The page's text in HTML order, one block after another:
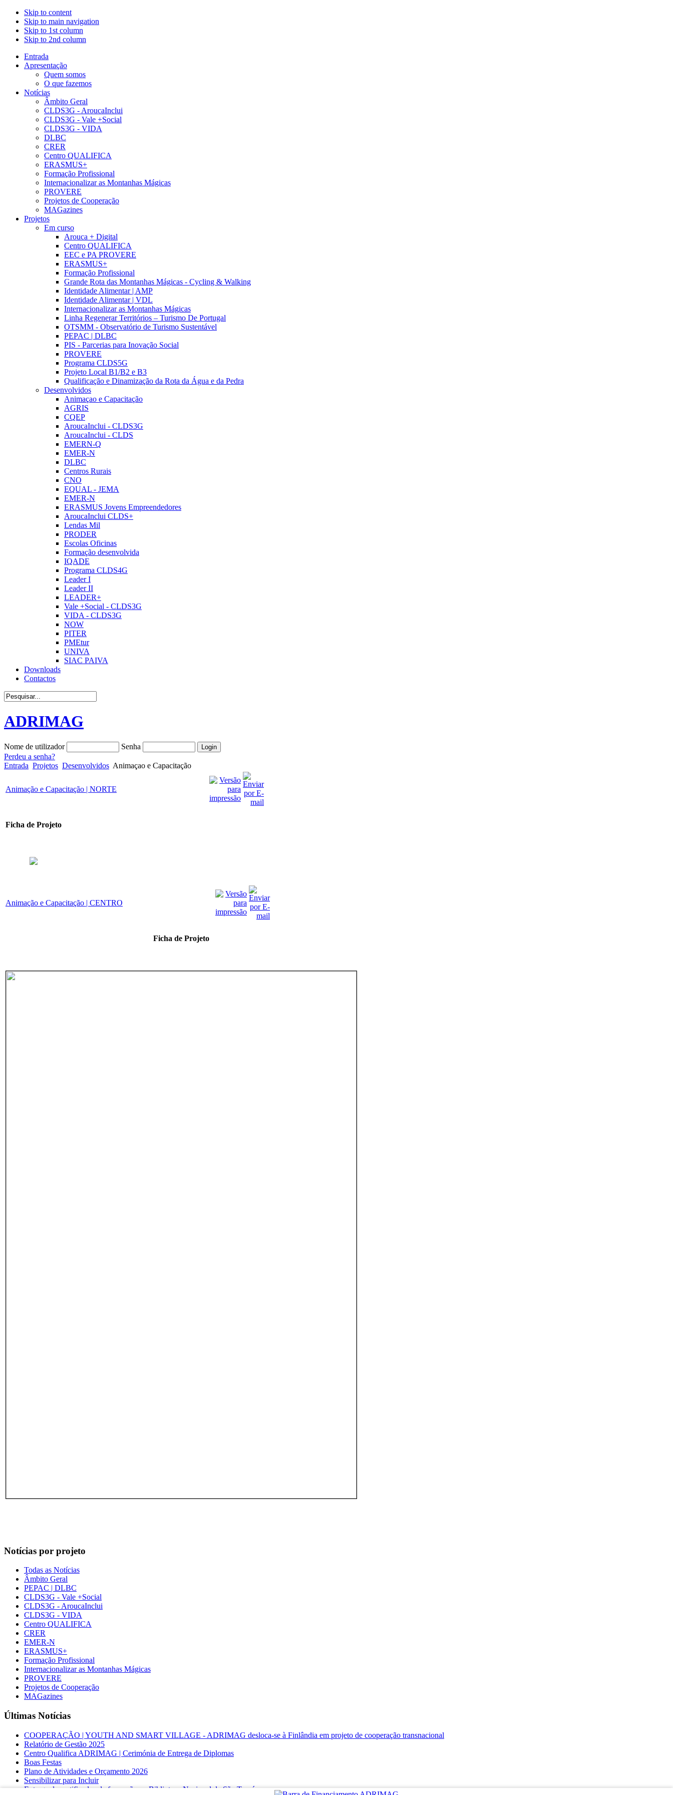
Skip to content
Skip to main navigation
Skip to 1st column
Skip to 2nd column
Entrada
Apresentação
Quem somos
O que fazemos
Notícias
Âmbito Geral
CLDS3G - AroucaInclui
CLDS3G - Vale +Social
CLDS3G - VIDA
DLBC
CRER
Centro QUALIFICA
ERASMUS+
Formação Profissional
Internacionalizar as Montanhas Mágicas
PROVERE
Projetos de Cooperação
MAGazines
Projetos
Em curso
Arouca + Digital
Centro QUALIFICA
EEC e PA PROVERE
ERASMUS+
Formação Profissional
Grande Rota das Montanhas Mágicas - Cycling & Walking
Identidade Alimentar | AMP
Identidade Alimentar | VDL
Internacionalizar as Montanhas Mágicas
Linha Regenerar Territórios – Turismo De Portugal
OTSMM - Observatório de Turismo Sustentável
PEPAC | DLBC
PIS - Parcerias para Inovação Social
PROVERE
Programa CLDS5G
Projeto Local B1/B2 e B3
Qualificação e Dinamização da Rota da Água e da Pedra
Desenvolvidos
Animaçao e Capacitação
AGRIS
CQEP
AroucaInclui - CLDS3G
AroucaInclui - CLDS
EMERN-Q
EMER-N
DLBC
Centros Rurais
CNO
EQUAL - JEMA
EMER-N
ERASMUS Jovens Empreendedores
AroucaInclui CLDS+
Lendas Mil
PRODER
Escolas Oficinas
Formação desenvolvida
IQADE
Programa CLDS4G
Leader I
Leader II
LEADER+
Vale +Social - CLDS3G
VIDA - CLDS3G
NOW
PITER
PMEtur
UNIVA
SIAC PAIVA
Downloads
Contactos
ADRIMAG
Nome de utilizador
Senha
Perdeu a senha?
Entrada Projetos Desenvolvidos Animaçao e Capacitação
Animação e Capacitação | NORTE
Ficha de Projeto
Animação e Capacitação | CENTRO
Ficha de Projeto
Notícias por projeto
Todas as Notícias
Âmbito Geral
PEPAC | DLBC
CLDS3G - Vale +Social
CLDS3G - AroucaInclui
CLDS3G - VIDA
Centro QUALIFICA
CRER
EMER-N
ERASMUS+
Formação Profissional
Internacionalizar as Montanhas Mágicas
PROVERE
Projetos de Cooperação
MAGazines
Últimas Notícias
COOPERAÇÃO | YOUTH AND SMART VILLAGE - ADRIMAG desloca-se à Finlândia em projeto de cooperação transnacional
Relatório de Gestão 2025
Centro Qualifica ADRIMAG | Cerimónia de Entrega de Diplomas
Boas Festas
Plano de Atividades e Orçamento 2026
Sensibilizar para Incluir
Entrega de certificados de formação na Biblioteca Nacional de São Tomé